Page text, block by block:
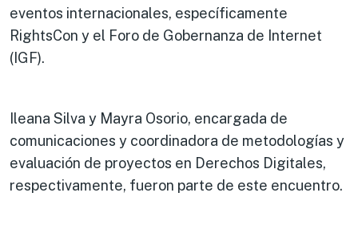
eventos internacionales, específicamente
RightsCon y el Foro de Gobernanza de Internet
(IGF).
Ileana Silva y Mayra Osorio, encargada de
comunicaciones y coordinadora de metodologías y
evaluación de proyectos en Derechos Digitales,
respectivamente, fueron parte de este encuentro.